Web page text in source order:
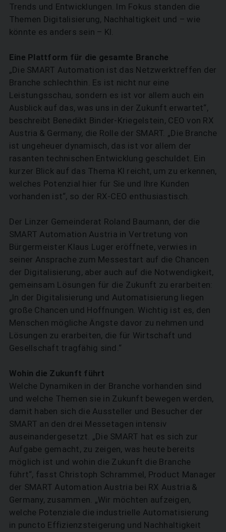
Trends und Entwicklungen. Im Fokus standen die
Themen Digitalisierung, Nachhaltigkeit und – wie
könnte es anders sein – KI.
Eine Plattform für die gesamte Branche
„Die SMART Automation ist das Netzwerktreffen der
Branche schlechthin. Es ist nicht nur eine
Leistungsschau, sondern es ist vor allem auch ein
Ausblick auf das, was uns in der Zukunft erwartet“,
beschreibt Benedikt Binder-Kriegelstein, CEO von RX
Austria & Germany, die Rolle der SMART. „Die Branche
ist ungeheuer dynamisch, das ist vor allem der
rasanten technischen Entwicklung geschuldet. Ein
kurzer Blick auf das Thema KI reicht, um zu erkennen,
welches Potenzial hier für Sie und Ihre Kunden
vorhanden ist“, so der RX-CEO enthusiastisch.
Der Linzer Gemeinderat Roland Baumann, der die
SMART Automation Austria in Vertretung von
Bürgermeister Klaus Luger eröffnete, verwies in
seiner Ansprache zum Messestart auf die Chancen
der Digitalisierung, aber auch auf die Notwendigkeit,
gemeinsam Lösungen für die Zukunft zu erarbeiten:
„In der Digitalisierung und Automatisierung liegen
große Chancen und Hoffnungen. Wichtig ist es, den
Menschen mögliche Ängste davor zu nehmen und
Lösungen zu erarbeiten, die für Wirtschaft und
Gesellschaft tragfähig sind.“
Wohin die Zukunft führt
Welche Dynamiken in der Branche vorhanden sind
und welche Themen sie in Zukunft bewegen werden,
damit haben sich die Aussteller und Besucher der
SMART an den drei Messetagen intensiv
auseinandergesetzt. „Die SMART hat es sich zur
Aufgabe gemacht, zu zeigen, was heute bereits
möglich ist und wohin die Zukunft die Branche
führt“, fasst Christoph Schrammel, Product Manager
der SMART Automation Austria bei RX Austria &
Germany, zusammen. „Wir möchten aufzeigen,
welche Potenziale die industrielle Automatisierung
in puncto Effizienzsteigerung und Nachhaltigkeit